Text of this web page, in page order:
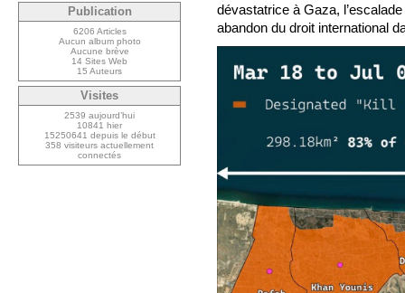
dévastatrice à Gaza,
abandon du droit international
Publication
6206 Articles
Aucun album photo
Aucune brève
14 Sites Web
15 Auteurs
Visites
2539 aujourd’hui
10841 hier
15250641 depuis le début
358 visiteurs actuellement
connectés